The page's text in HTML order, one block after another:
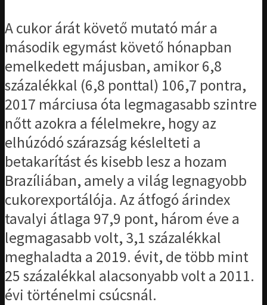
A cukor árát követő mutató már a
második egymást követő hónapban
emelkedett májusban, amikor 6,8
százalékkal (6,8 ponttal) 106,7 pontra,
2017 márciusa óta legmagasabb szintre
nőtt azokra a félelmekre, hogy az
elhúzódó szárazság késlelteti a
betakarítást és kisebb lesz a hozam
Brazíliában, amely a világ legnagyobb
cukorexportálója. Az átfogó árindex
tavalyi átlaga 97,9 pont, három éve a
legmagasabb volt, 3,1 százalékkal
meghaladta a 2019. évit, de több mint
25 százalékkal alacsonyabb volt a 2011.
évi történelmi csúcsnál.